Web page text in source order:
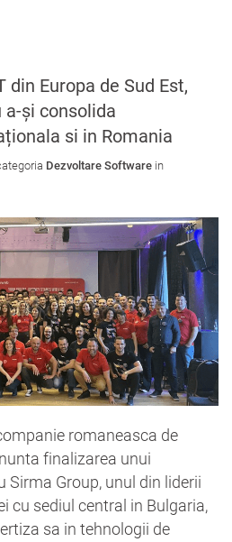
din Europa de Sud Est,
a-și consolida
si in Romania
Dezvoltare Software in
romaneasca de
finalizarea unui
Sirma Group, unul din liderii
cu sediul central in Bulgaria,
sa in tehnologii de